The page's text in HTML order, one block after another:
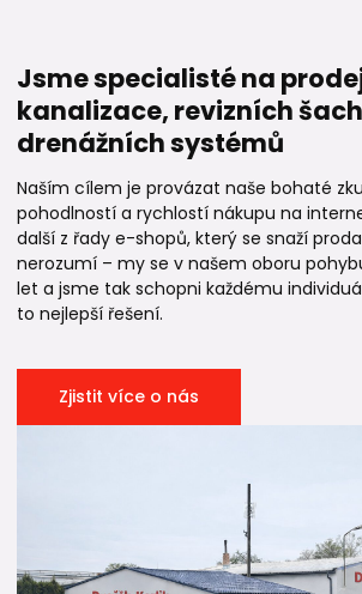
Jsme specialisté na
kanalizace, revizních
drenážních systémů
Naším cílem je provázat naše bohaté
pohodlností a rychlostí nákupu na
další z řady e-shopů, který se snaží
nerozumí – my se v našem oboru
let a jsme tak schopni každému
to nejlepší řešení.
Zjistit více o nás